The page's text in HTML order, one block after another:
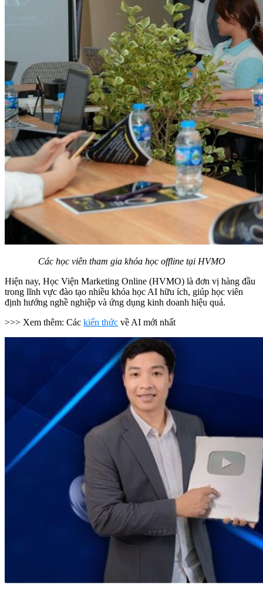
Các học viên tham gia khóa học offline tại HVMO
Hiện nay, Học Viện Marketing Online (HVMO) là đơn vị hàng đầu
trong lĩnh vực đào tạo nhiều khóa học AI hữu ích, giúp học viên
định hướng nghề nghiệp và ứng dụng kinh doanh hiệu quả.
>>> Xem thêm: Các kiến thức về AI mới nhất